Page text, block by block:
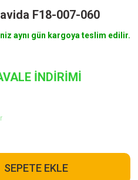
F18-007-060
aynı gün kargoya teslim edilir.
İNDİRİMİ
SEPETE EKLE